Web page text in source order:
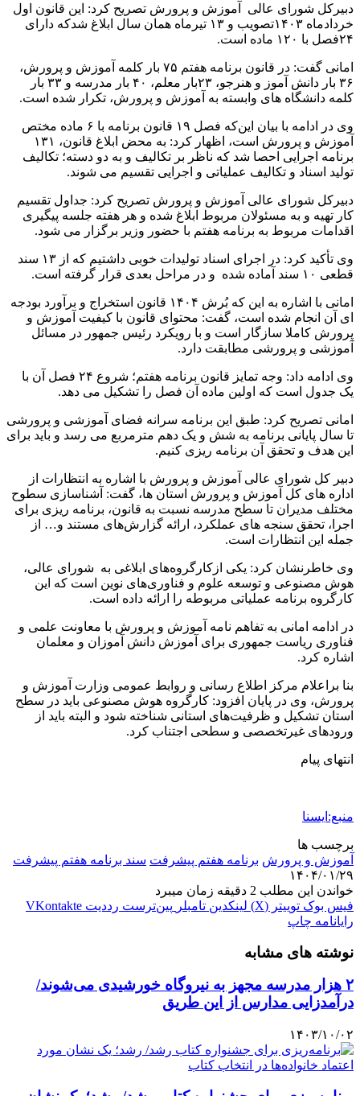
دبیرکل شورای عالی آموزش و پرورش تصریح کرد: این قانون اول
خردادماه ۱۴۰۳تصویب و ۱۳ تیرماه همان سال ابلاغ شدکه دارای
۲۴فصل با ۱۲۰ ماده است.
امانی گفت: در قانون برنامه هفتم ۷۵ بار کلمه آموزش و پرورش،
۳۶ بار دانش آموز و هنرجو، ۲۳بار معلم، ۴۰ بار مدرسه و ۳۳ بار
کلمه دانشگاه های وابسته به آموزش و پرورش، تکرار شده است.
وی در ادامه با بیان این‌که فصل ۱۹ قانون برنامه با ۶ ماده مختص
آموزش و پرورش است، اظهار کرد: به محض ابلاغ قانون، ۱۳۱
برنامه اجرایی احصا شد که ناظر بر تکالیف و به دو دسته‌؛ تکالیف
تولید اسناد و تکالیف عملیاتی و اجرایی تقسیم می شوند.
دبیرکل شورای عالی آموزش و پرورش تصریح کرد: جداول تقسیم
کار تهیه و به مسئولان مربوط ابلاغ شده و هر هفته جلسه پیگیری
اقدامات مربوط به برنامه هفتم با حضور وزیر برگزار می شود.
وی تأکید کرد: در اجرای اسناد تولیدات خوبی داشتیم که از ۱۳ سند
قطعی ۱۰ سند آماده شده و در مراحل بعدی قرار گرفته است.
امانی با اشاره به این که بُرش ۱۴۰۴ قانون استخراج و برآورد بودجه
ای آن انجام شده است، گفت: محتوای قانون با کیفیت آموزش و
پرورش کاملا سازگار است و با رویکرد رئیس جمهور در مسائل
آموزشی و پرورشی مطابقت دارد.
وی ادامه داد: وجه تمایز قانون برنامه هفتم؛ شروع ۲۴ فصل آن با
یک جدول است که اولین ماده آن فصل را تشکیل می دهد.
امانی تصریح کرد: طبق این برنامه سرانه فضای آموزشی و پرورشی
تا سال پایانی برنامه به شش و یک دهم مترمربع می رسد و باید برای
این هدف و تحقق آن برنامه ریزی کنیم.
دبیر کل شورای عالی آموزش و پرورش با اشاره به انتظارات از
اداره های کل آموزش و پرورش استان ها، گفت: آشناسازی سطوح
مختلف مدیران تا سطح مدرسه نسبت به قانون، برنامه ریزی برای
اجرا، تحقق سنجه های عملکرد، ارائه گزارش‌های مستند و… از
جمله این انتظارات است.
وی خاطرنشان کرد: یکی ازکارگروه‌های ابلاغی به شورای عالی،
هوش مصنوعی و توسعه علوم و فناوری‌های نوین است که این
کارگروه برنامه عملیاتی مربوطه را ارائه داده است.
در ادامه امانی به تفاهم نامه آموزش و پرورش با معاونت علمی و
فناوری ریاست جمهوری برای آموزش دانش آموزان و معلمان
اشاره کرد.
بنا براعلام مرکز اطلاع رسانی و روابط عمومی وزارت آموزش و
پرورش، وی در پایان افزود: کارگروه هوش مصنوعی باید در سطح
استان تشکیل و ظرفیت‌های استانی شناخته شود و البته باید از
ورودهای غیرتخصصی و سطحی اجتناب کرد.
انتهای پیام
منبع:ایسنا
برچسب ها
آموزش و پرورش برنامه هفتم پیشرفت سند برنامه هفتم پیشرفت
۱۴۰۴/۰۱/۲۹
خواندن این مطلب 2 دقیقه زمان میبرد
فیس بوک توییتر (X) لینکدین ‫تامبلر ‫پین‌ترست ‫رددیت ‫VKontakte
رایانامه چاپ
نوشته های مشابه
۲ هزار مدرسه مجهز به نیروگاه خورشیدی می‌شوند/
درآمدزایی مدارس از این طریق
۱۴۰۳/۱۰/۰۲